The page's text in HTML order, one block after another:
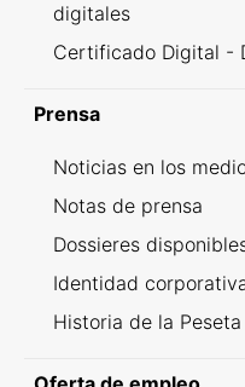
digitales
Certificado Digital -
Prensa
Noticias en los
Notas de prensa
Dossieres
Identidad
Historia de la Peseta